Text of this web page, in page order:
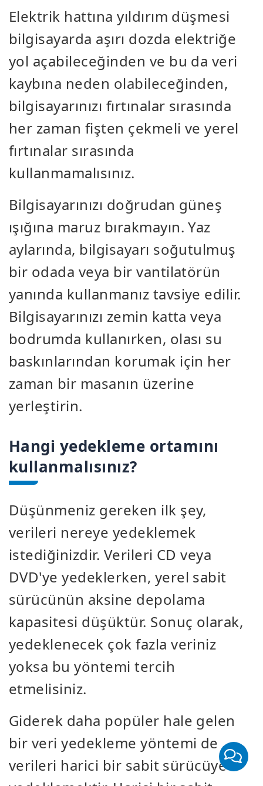
Elektrik hattına yıldırım düşmesi
bilgisayarda aşırı dozda elektriğe
yol açabileceğinden ve bu da veri
kaybına neden olabileceğinden,
bilgisayarınızı fırtınalar sırasında
her zaman fişten çekmeli ve yerel
fırtınalar sırasında
kullanmamalısınız.
Bilgisayarınızı doğrudan güneş
ışığına maruz bırakmayın. Yaz
aylarında, bilgisayarı soğutulmuş
bir odada veya bir vantilatörün
yanında kullanmanız tavsiye edilir.
Bilgisayarınızı zemin katta veya
bodrumda kullanırken, olası su
baskınlarından korumak için her
zaman bir masanın üzerine
yerleştirin.
Hangi yedekleme ortamını
kullanmalısınız?
Düşünmeniz gereken ilk şey,
verileri nereye yedeklemek
istediğinizdir. Verileri CD veya
DVD'ye yedeklerken, yerel sabit
sürücünün aksine depolama
kapasitesi düşüktür. Sonuç olarak,
yedeklenecek çok fazla veriniz
yoksa bu yöntemi tercih
etmelisiniz.
Giderek daha popüler hale gelen
bir veri yedekleme yöntemi de
verileri harici bir sabit sürücüye